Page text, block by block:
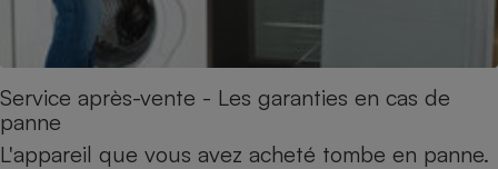
Service après-vente - Les garanties en cas de
panne
L'appareil que vous avez acheté tombe en panne.